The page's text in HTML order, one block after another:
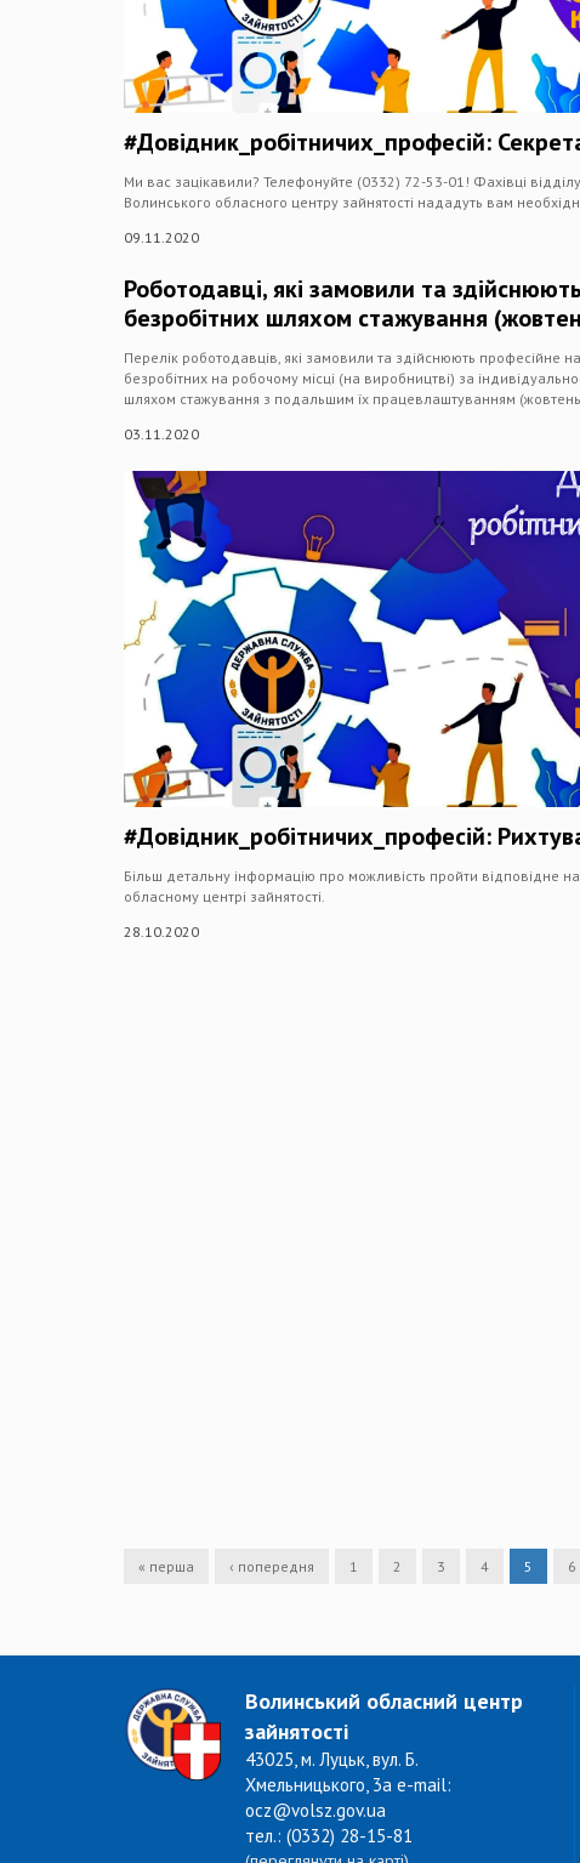
#Довідник_робітничих_професій:
Ми вас зацікавили? Телефонуйте (0332) 72-53-01! Фахівці
Волинського обласного центру зайнятості нададуть вам
09.11.2020
Роботодавці, які замовили та
безробітних шляхом стажування
Перелік роботодавців, які замовили та здійснюють професійне
безробітних на робочому місці (на виробництві) за
шляхом стажування з подальшим їх працевлаштуванням
03.11.2020
#Довідник_робітничих_професій:
Більш детальну інформацію про можливість пройти відповідне
обласному центрі зайнятості.
28.10.2020
« перша ‹ попередня 1 2 3 4 5 6
Волинський обласний центр
зайнятості
43025, м. Луцьк, вул. Б.
Хмельницького, 3а e-mail:
ocz@volsz.gov.ua
тел.: (0332) 28-15-81